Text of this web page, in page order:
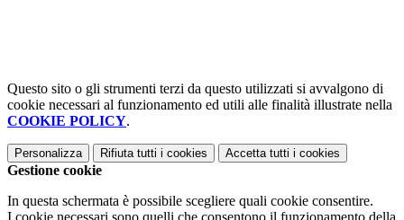
Questo sito o gli strumenti terzi da questo utilizzati si avvalgono di
cookie necessari al funzionamento ed utili alle finalità illustrate nella
COOKIE POLICY.
Personalizza Rifiuta tutti i cookies Accetta tutti i cookies
Gestione cookie
In questa schermata è possibile scegliere quali cookie consentire.